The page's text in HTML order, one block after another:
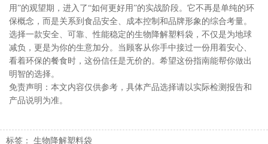
用”的观望期，进入了“如何更好用”的实战阶段。它不再是单纯的环
保概念，而是关系到食品安全、成本控制和品牌形象的综合考量。
选择一款安全、可靠、性能稳定的生物降解塑料袋，不仅是为地球
减负，更是为你的生意加分。当顾客从你手中接过一份用着安心、
看着环保的餐食时，这份信任是无价的。希望这份指南能帮你做出
明智的选择。
免责声明：本文内容仅供参考，具体产品选择请以实际检测报告和
产品说明为准。
标签： 生物降解塑料袋